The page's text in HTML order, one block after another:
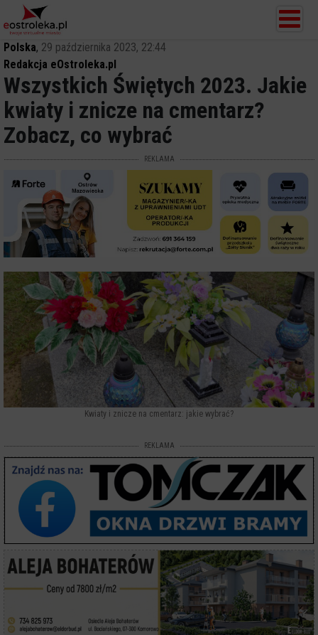
Polska, 29 października 2023, 22:44
Redakcja eOstroleka.pl
Wszystkich Świętych 2023. Jakie
kwiaty i znicze na cmentarz?
Zobacz, co wybrać
REKLAMA
Kwiaty i znicze na cmentarz: jakie wybrać?
REKLAMA